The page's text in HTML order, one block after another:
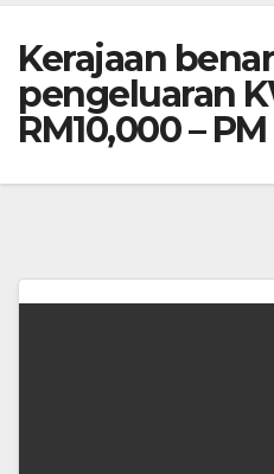
Kerajaan
pengeluaran
RM10,000 – PM